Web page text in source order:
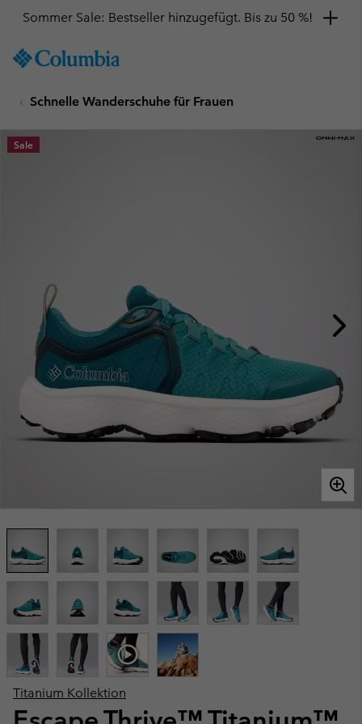
TO
SKIP
MAIN
NAV
Sommer Sale: Bestseller hinzugefügt. Bis zu 50 %!
Schnelle Wanderschuhe für Frauen
Titanium Kollektion
Sale